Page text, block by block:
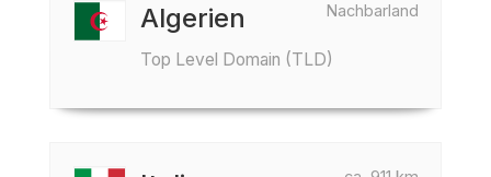
Nachbarland
Algerien
Top Level Domain (TLD)